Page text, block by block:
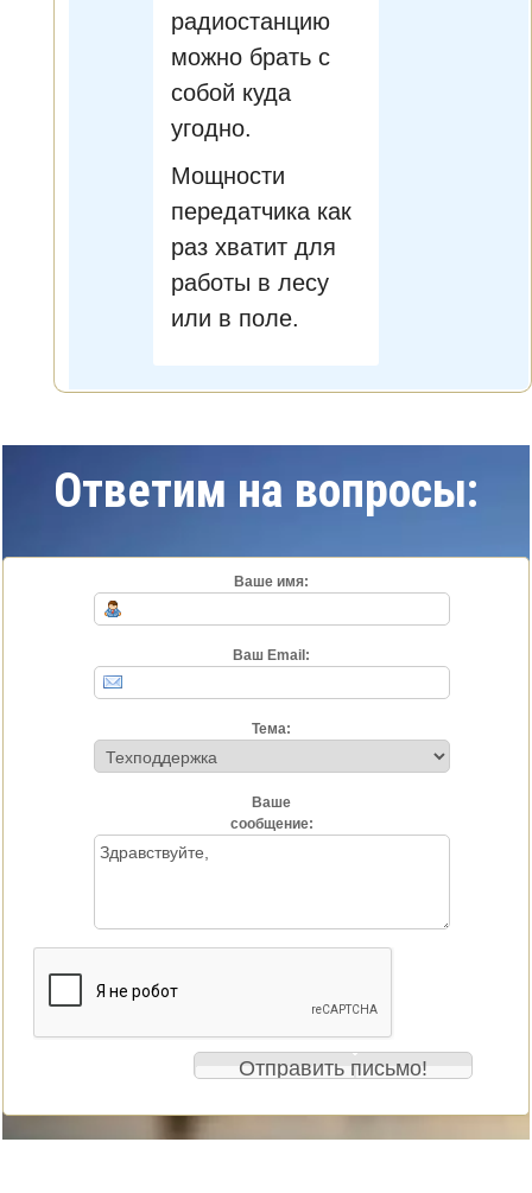
радиостанцию
можно брать с
собой куда
угодно.
Мощности
передатчика как
раз хватит для
работы в лесу
или в поле.
Ответим на вопросы:
Ваше имя:
Ваш Email:
Тема:
Ваше
сообщение: